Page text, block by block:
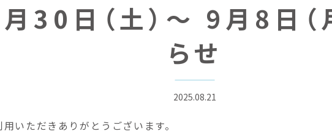
30日（土）〜 9月8日（
らせ
2025.08.21
いただきありがとうございます。